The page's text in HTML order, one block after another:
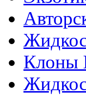
Клоны